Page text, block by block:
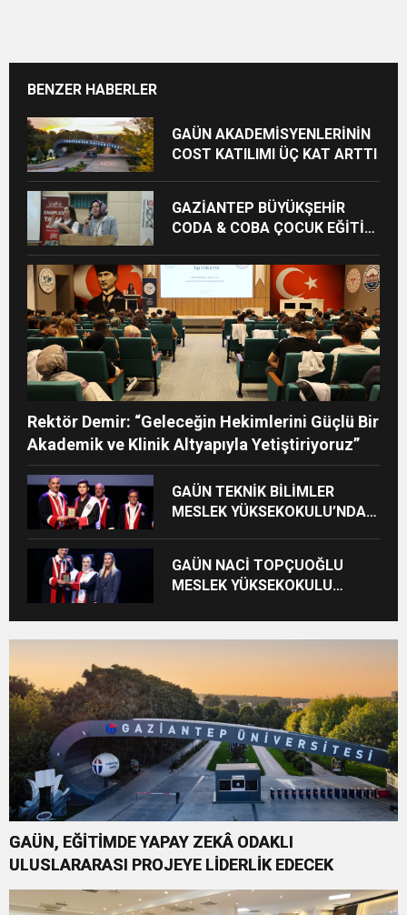
BENZER HABERLER
GAÜN AKADEMİSYENLERİNİN
COST KATILIMI ÜÇ KAT ARTTI
GAZİANTEP BÜYÜKŞEHİR
CODA & COBA ÇOCUK EĞİTİM
HEYECANI
Rektör Demir: “Geleceğin Hekimlerini Güçlü Bir
Akademik ve Klinik Altyapıyla Yetiştiriyoruz”
GAÜN TEKNİK BİLİMLER
MESLEK YÜKSEKOKULU’NDA
GAÜN NACİ TOPÇUOĞLU
MESLEK YÜKSEKOKULU
GAÜN, EĞİTİMDE YAPAY ZEKÂ ODAKLI
ULUSLARARASI PROJEYE LİDERLİK EDECEK